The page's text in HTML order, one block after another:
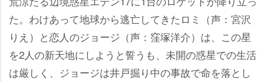
た。わけあって地球から逃亡してきたロミ（声：宮沢
りえ）と恋人のジョージ（声：窪塚洋介）は、この星
を2人の新天地にしようと誓うも、未開の惑星での生活
は厳しく、ジョージは井戸掘り中の事故で命を落とし